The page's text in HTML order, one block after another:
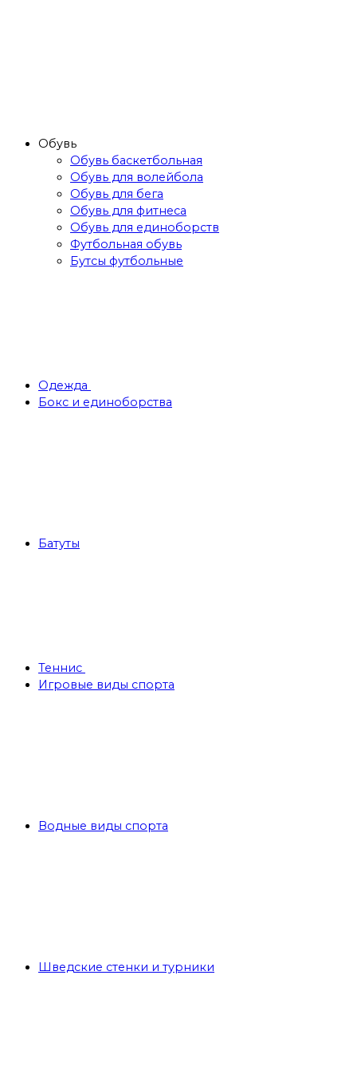
Обувь
Обувь баскетбольная
Обувь для волейбола
Обувь для бега
Обувь для фитнеса
Обувь для единоборств
Футбольная обувь
Бутсы футбольные
Одежда
Бокс и единоборства
Батуты
Теннис
Игровые виды спорта
Водные виды спорта
Шведские стенки и турники